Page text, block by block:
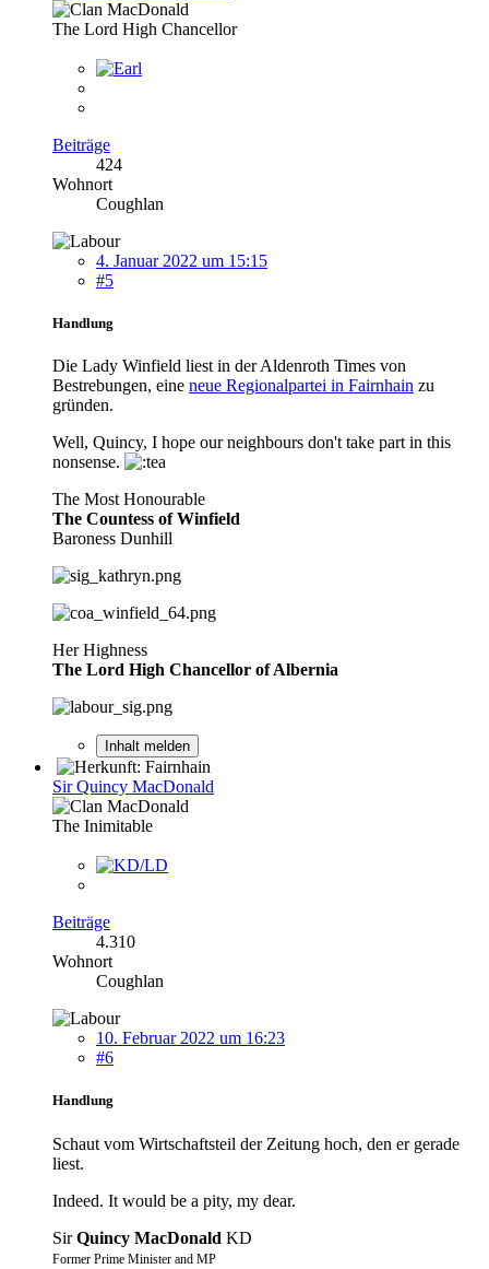
The Lord High Chancellor
Beiträge
424
Wohnort
Coughlan
4. Januar 2022 um 15:15
#5
Handlung
Die Lady Winfield liest in der Aldenroth Times von
Bestrebungen, eine neue Regionalpartei in Fairnhain zu
gründen.
Well, Quincy, I hope our neighbours don't take part in this
nonsense.
The Most Honourable
The Countess of Winfield
Baroness Dunhill
Her Highness
The Lord High Chancellor of Albernia
Inhalt melden
Sir Quincy MacDonald
The Inimitable
Beiträge
4.310
Wohnort
Coughlan
10. Februar 2022 um 16:23
#6
Handlung
Schaut vom Wirtschaftsteil der Zeitung hoch, den er gerade
liest.
Indeed. It would be a pity, my dear.
SirQuincy MacDonald KD
Former Prime Minister and MP